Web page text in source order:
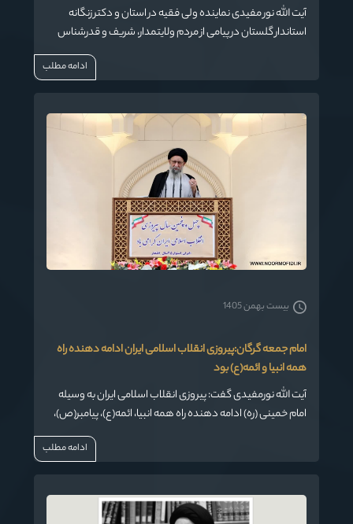
آیت الله نور مفیدی نماینده ولی فقیه در استان و دکتر زنگانه
استاندار گلستان در پیامی از مردم ولایتمدار، شریف و قدرشناس
شیعه و سنی استان جهت حضور در راهپیمایی یوم‌الله ۲۲بهمن
ادامه مطلب
امام جمعه گرگان:پیروزی انقلاب اسلامی ایران ادامه دهنده راه
همه انبیا و ائمه(ع) بود
آیت الله نورمفیدی گفت: پیروزی انقلاب اسلامی ایران به وسیله
امام خمینی (ره) ادامه دهنده راه همه انبیا، ائمه(ع)، پیامبر(ص)،
بیست بهمن 1405
ادامه مطلب